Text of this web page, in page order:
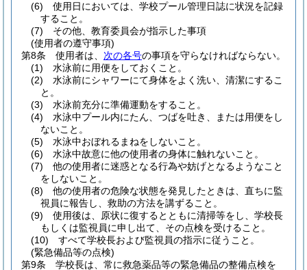
(6)
使用日においては、学校プール管理日誌に状況を記録
すること。
(7)
その他、教育委員会が指示した事項
(使用者の遵守事項)
第8条
使用者は、 次の各号の事項を守らなければならない。
(1)
水泳前に用便をしておくこと。
(2)
水泳前にシャワーにて身体をよく洗い、清潔にするこ
と。
(3)
水泳前充分に準備運動をすること。
(4)
水泳中プール内にたん、つばを吐き、または用便をし
ないこと。
(5)
水泳中おぼれるまねをしないこと。
(6)
水泳中故意に他の使用者の身体に触れないこと。
(7)
他の使用者に迷惑となる行為や妨げとなるようなこと
をしないこと。
(8)
他の使用者の危険な状態を発見したときは、直ちに監
視員に報告し、救助の方法を講ずること。
(9)
使用後は、原状に復するとともに清掃等をし、学校長
もしくは監視員に申し出て、その点検を受けること。
(10)
すべて学校長および監視員の指示に従うこと。
(緊急備品等の点検)
第9条
学校長は、常に救急薬品等の緊急備品の整備点検を